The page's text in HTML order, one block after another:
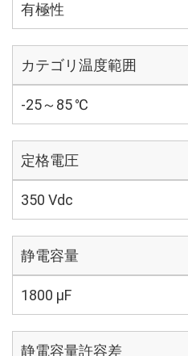
有極性
カテゴリ温度範囲
-25～85 ℃
定格電圧
350 Vdc
静電容量
1800 µF
静電容量許容差